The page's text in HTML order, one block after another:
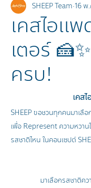
Monchhichi
SHEEP Events
เคสไอแ
เตอร์
ครบ!
SHEEP Team 16 พ
เคส
SHEEP ขอชวนทุกคนมาเลื
เพื่อ Represent ความหวา
รสชาติไหน ในคอนเซปต์
มาเลือกรสชาติค